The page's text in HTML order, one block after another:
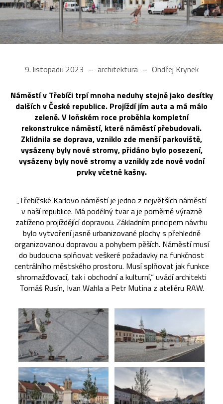
9. listopadu 2023 architektura Ondřej Krynek
Náměstí v Třebíči trpí mnoha neduhy stejně jako desítky
dalších v České republice. Projíždí jím auta a má málo
zeleně. V loňském roce proběhla kompletní
rekonstrukce náměstí, které náměstí přebudovali.
Zklidnila se doprava, vzniklo zde menší parkoviště,
vysázeny byly nové stromy, přidáno bylo posezení,
vysázeny byly nové stromy a vznikly zde nové vodní
prvky včetně kašny.
„Třebíčské Karlovo náměstí je jedno z největších náměstí
v naší republice. Má podélný tvar a je poměrně výrazně
zatíženo projíždějící dopravou. Základním principem návrhu
bylo vytvoření jasně urbanizované plochy s přehledně
organizovanou dopravou a pohybem pěších. Náměstí musí
do budoucna splňovat veškeré požadavky na funkčnost
centrálního městského prostoru. Musí splňovat jak funkce
shromažďovací, tak i obchodní a kulturní,“ uvádí architekti
Tomáš Rusín, Ivan Wahla a Petr Mutina z ateliéru RAW.